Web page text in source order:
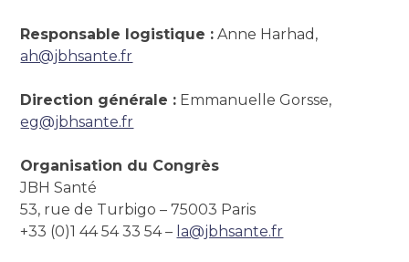
Responsable logistique : Anne Harhad,
ah@jbhsante.fr
Direction générale : Emmanuelle Gorsse,
eg@jbhsante.fr
Organisation du Congrès
JBH Santé
53, rue de Turbigo – 75003 Paris
+33 (0)1 44 54 33 54 – la@jbhsante.fr